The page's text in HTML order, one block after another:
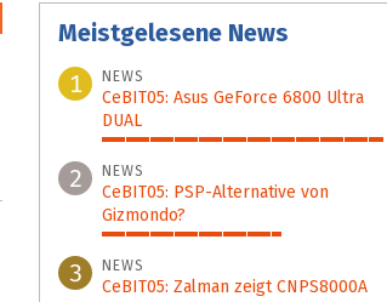
Meistgelesene News
1
NEWS
CeBIT05: Asus GeForce 6800 Ultra
DUAL
100%
2 NEWS
CeBIT05: PSP-Alternative von
Gizmondo?
64%
3 NEWS
CeBIT05: Zalman zeigt CNPS8000A